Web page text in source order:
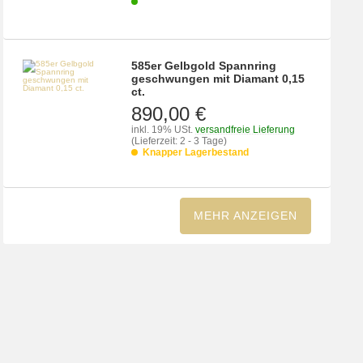
585er Gelbgold Spannring
geschwungen mit Diamant 0,15
ct.
890,00 €
inkl. 19% USt. versandfreie Lieferung
(Lieferzeit: 2 - 3 Tage)
Knapper Lagerbestand
MEHR ANZEIGEN